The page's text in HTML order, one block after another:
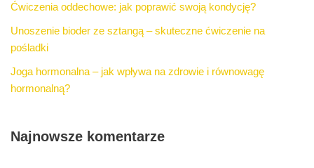
Ćwiczenia oddechowe: jak poprawić swoją kondycję?
Unoszenie bioder ze sztangą – skuteczne ćwiczenie na
pośladki
Joga hormonalna – jak wpływa na zdrowie i równowagę
hormonalną?
Najnowsze komentarze